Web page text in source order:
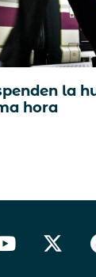
la
hora